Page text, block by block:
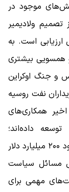
موجود در
ولادیمیر
ارزیابی است. به
همسویی بیشتری
و جنگ اوکراین
نفت روسیه
همکاری‌های
داده‌اند؛
همکاری‌هایی که گفته می‌شود حجم آن به حدود ۲۰۰ میلیارد دلار
مسائل سیاست
مهمی برای